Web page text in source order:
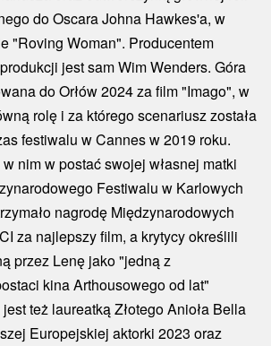
do Oscara Johna Hawkes'a, w
"Roving Woman". Producentem
jest sam Wim Wenders. Góra
do Orłów 2024 za film "Imago", w
rolę i za którego scenariusz została
festiwalu w Cannes w 2019 roku.
nim w postać swojej własnej matki
Festiwalu w Karlowych
nagrodę Międzynarodowych
za najlepszy film, a krytycy określili
przez Lenę jako "jedną z
kina Arthousowego od lat"
też laureatką Złotego Anioła Bella
Europejskiej aktorki 2023 oraz